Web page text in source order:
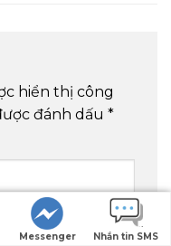
hiển thị công
đánh dấu *
Messenger Nhắn tin SMS